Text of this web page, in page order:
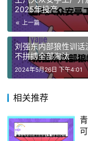
2025年投产
上一篇
刘强东内部狼性训
不拼搏全部淘汰
2024年5月26日 下午4:01
相关推荐